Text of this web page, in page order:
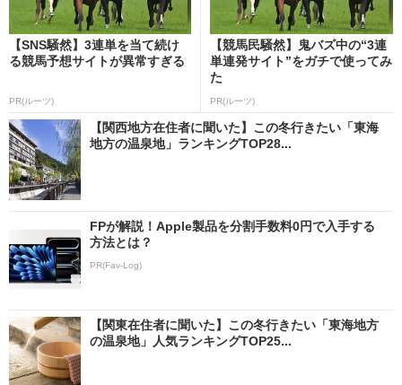
【SNS騒然】3連単を当て続け
る競馬予想サイトが異常すぎる
PR(ルーツ)
【競馬民騒然】鬼バズ中の“3連
単連発サイト”をガチで使ってみ
た
PR(ルーツ)
【関西地方在住者に聞いた】この冬行きたい「東海
地方の温泉地」ランキングTOP28...
FPが解説！Apple製品を分割手数料0円で入手する
方法とは？
PR(Fav-Log)
【関東在住者に聞いた】この冬行きたい「東海地方
の温泉地」人気ランキングTOP25...